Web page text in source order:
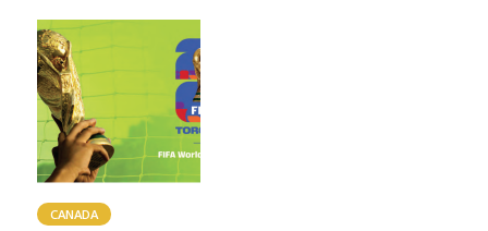
CANADA